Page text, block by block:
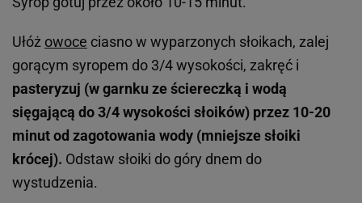
Ułóż owoce ciasno w wyparzonych słoikach, zalej
gorącym syropem do 3/4 wysokości, zakręć i
pasteryzuj (w garnku ze ściereczką i wodą
sięgającą do 3/4 wysokości słoików) przez 10-20
minut od zagotowania wody (mniejsze słoiki
krócej). Odstaw słoiki do góry dnem do
wystudzenia.